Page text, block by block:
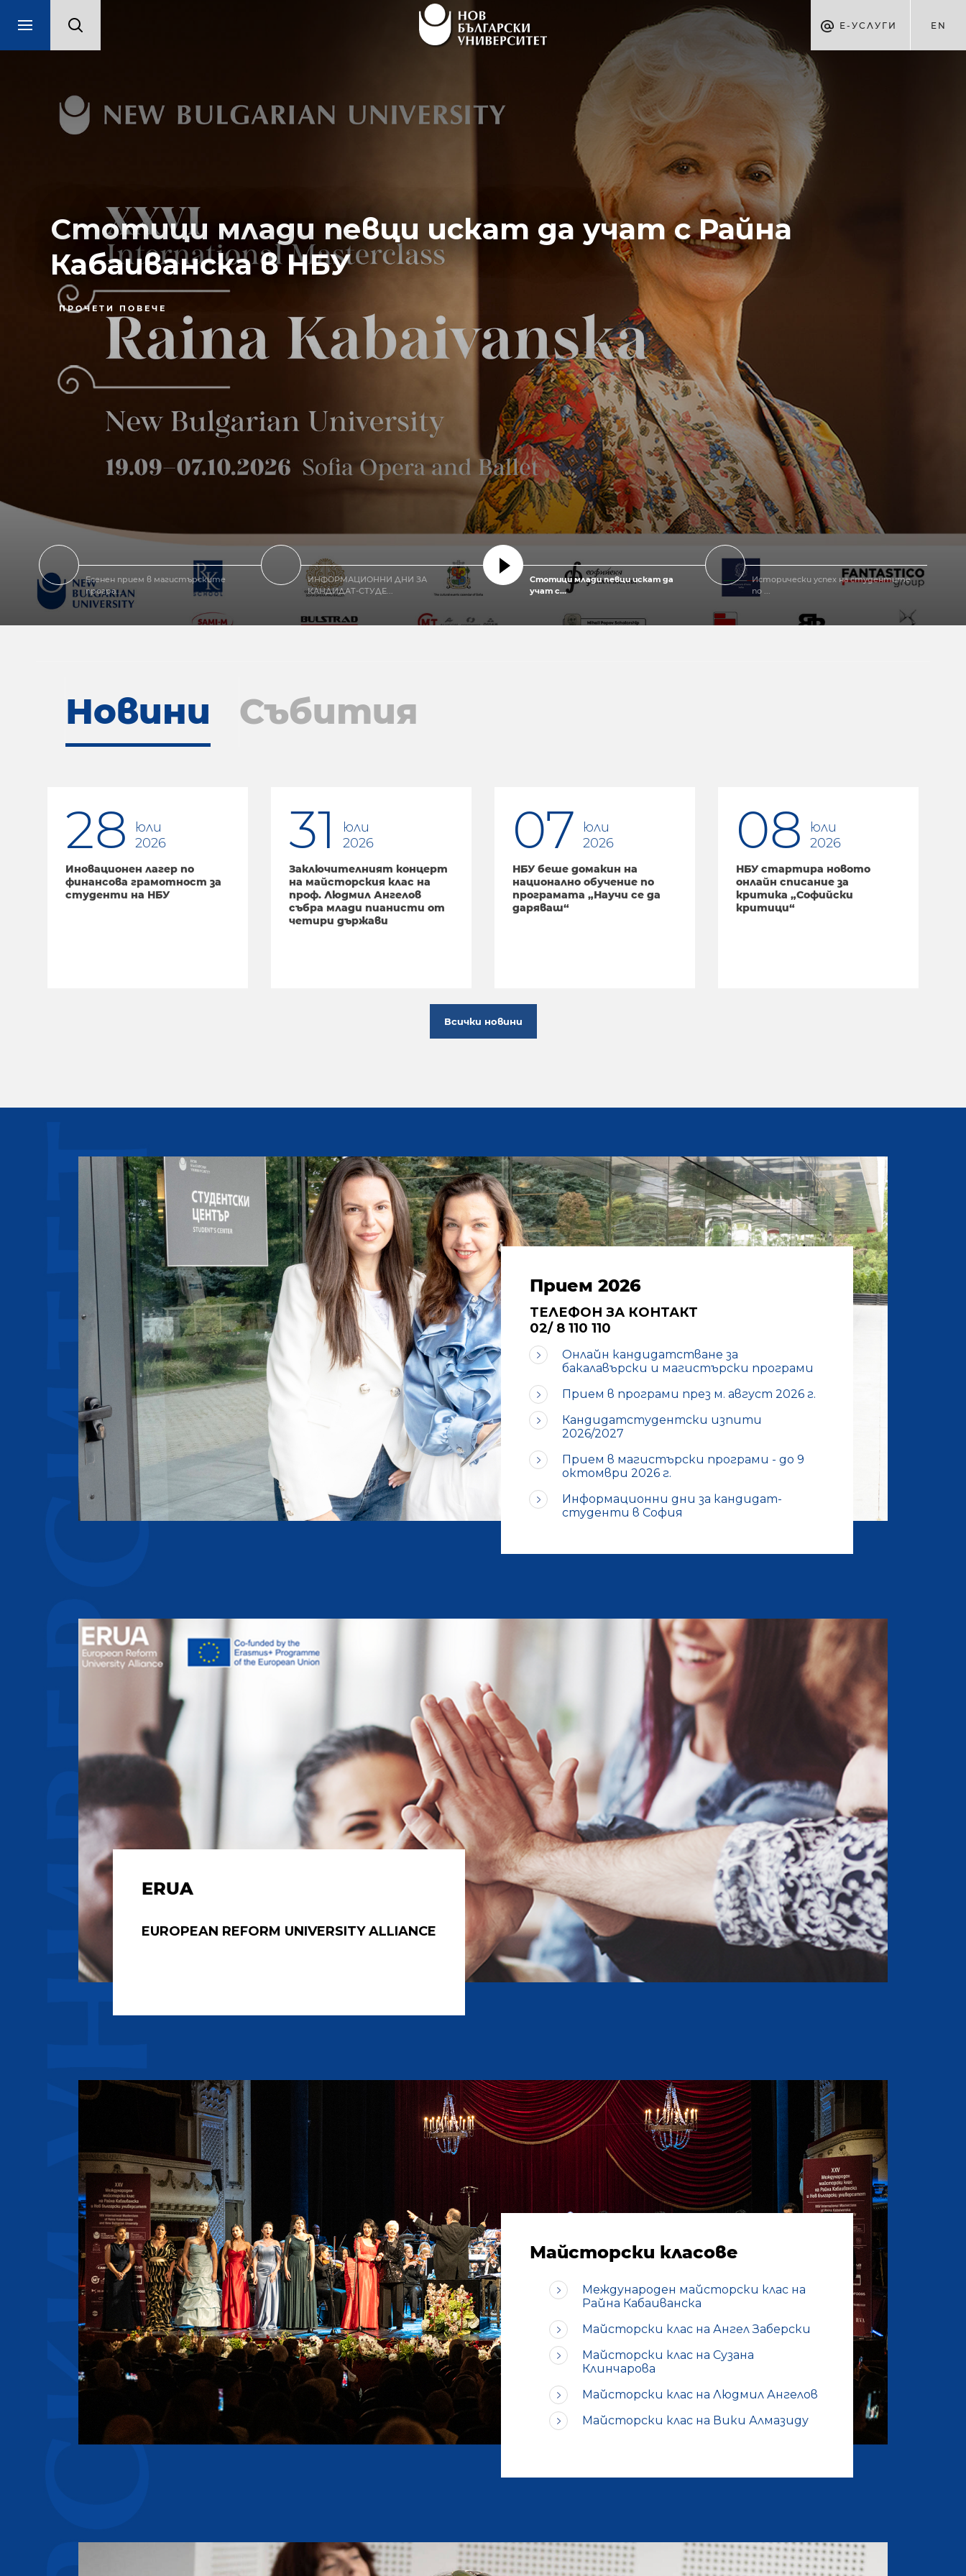
Е-УСЛУГИ EN
Стотици млади певци искат да учат с Райна
Кабаиванска в НБУ
ПРОЧЕТИ ПОВЕЧЕ
Есенен прием в магистърските
програ...
ИНФОРМАЦИОННИ ДНИ ЗА
КАНДИДАТ-СТУДЕ...
Стотици млади певци искат да
учат с...
Исторически успех на студентите
по ...
Новини Събития
28
юли
2026
Иновационен лагер по
финансова грамотност за
студенти на НБУ
31
юли
2026
Заключителният концерт
на майсторския клас на
проф. Людмил Ангелов
събра млади пианисти от
четири държави
07
юли
2026
НБУ беше домакин на
национално обучение по
програмата „Научи се да
даряваш“
08
юли
2026
НБУ стартира новото
онлайн списание за
критика „Софийски
критици“
Всички новини
Прием 2026
ТЕЛЕФОН ЗА КОНТАКТ
02/ 8 110 110
Онлайн кандидатстване за
бакалавърски и магистърски програми
Прием в програми през м. август 2026 г.
Кандидатстудентски изпити
2026/2027
Прием в магистърски програми - до 9
октомври 2026 г.
Информационни дни за кандидат-
студенти в София
ERUA
EUROPEAN REFORM UNIVERSITY ALLIANCE
Майсторски класове
Международен майсторски клас на
Райна Кабаиванска
Майсторски клас на Ангел Заберски
Майсторски клас на Сузана
Клинчарова
Майсторски клас на Людмил Ангелов
Майсторски клас на Вики Алмазиду